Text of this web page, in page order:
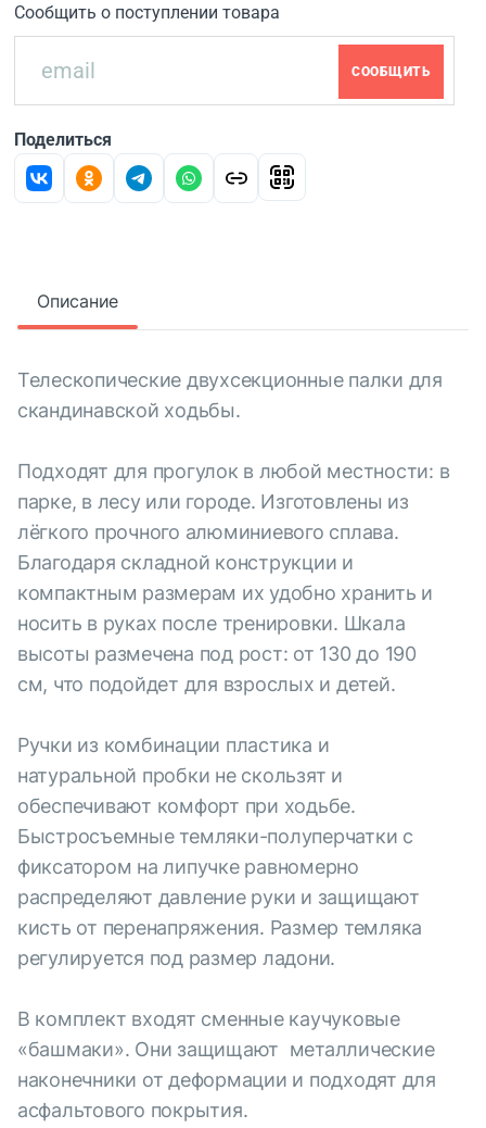
Сообщить о поступлении товара
СООБЩИТЬ
Поделиться
Описание
Телескопические двухсекционные палки для
скандинавской ходьбы.
Подходят для прогулок в любой местности: в
парке, в лесу или городе. Изготовлены из
лёгкого прочного алюминиевого сплава.
Благодаря складной конструкции и
компактным размерам их удобно хранить и
носить в руках после тренировки. Шкала
высоты размечена под рост: от 130 до 190
см, что подойдет для взрослых и детей.
Ручки из комбинации пластика и
натуральной пробки не скользят и
обеспечивают комфорт при ходьбе.
Быстросъемные темляки-полуперчатки с
фиксатором на липучке равномерно
распределяют давление руки и защищают
кисть от перенапряжения. Размер темляка
регулируется под размер ладони.
В комплект входят сменные каучуковые
«башмаки». Они защищают металлические
наконечники от деформации и подходят для
асфальтового покрытия.